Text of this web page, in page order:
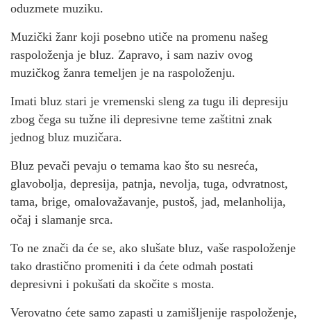
oduzmete muziku.
Muzički žanr koji posebno utiče na promenu našeg
raspoloženja je bluz. Zapravo, i sam naziv ovog
muzičkog žanra temeljen je na raspoloženju.
Imati bluz stari je vremenski sleng za tugu ili depresiju
zbog čega su tužne ili depresivne teme zaštitni znak
jednog bluz muzičara.
Bluz pevači pevaju o temama kao što su nesreća,
glavobolja, depresija, patnja, nevolja, tuga, odvratnost,
tama, brige, omalovažavanje, pustoš, jad, melanholija,
očaj i slamanje srca.
To ne znači da će se, ako slušate bluz, vaše raspoloženje
tako drastično promeniti i da ćete odmah postati
depresivni i pokušati da skočite s mosta.
Verovatno ćete samo zapasti u zamišljenije raspoloženje,